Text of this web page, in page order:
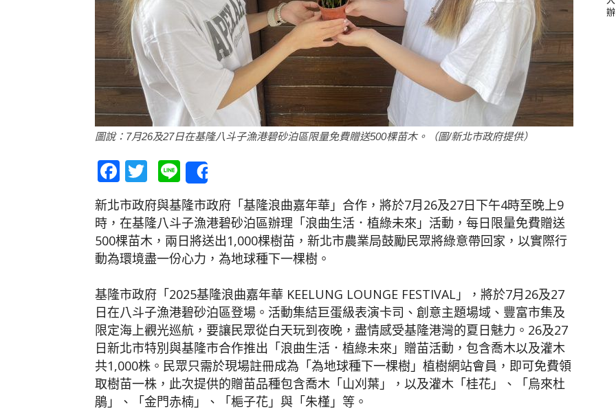
新
聞
圖說：7月26及27日在基隆八斗子漁港碧砂泊區限量免費贈送500棵苗木。（圖/新北市政府提供）
Facebook
Twitter
Line
新北市政府與基隆市政府「基隆浪曲嘉年華」合作，將於7月26及27日下午4時至晚上9
時，在基隆八斗子漁港碧砂泊區辦理「浪曲生活．植綠未來」活動，每日限量免費贈送
500棵苗木，兩日將送出1,000棵樹苗，新北市農業局鼓勵民眾將綠意帶回家，以實際行
動為環境盡一份心力，為地球種下一棵樹。
基隆市政府「2025基隆浪曲嘉年華 KEELUNG LOUNGE FESTIVAL」，將於7月26及27
日在八斗子漁港碧砂泊區登場。活動集結巨蛋級表演卡司、創意主題場域、豐富市集及
限定海上觀光巡航，要讓民眾從白天玩到夜晚，盡情感受基隆港灣的夏日魅力。26及27
日新北市特別與基隆市合作推出「浪曲生活．植綠未來」贈苗活動，包含喬木以及灌木
共1,000株。民眾只需於現場註冊成為「為地球種下一棵樹」植樹網站會員，即可免費領
取樹苗一株，此次提供的贈苗品種包含喬木「山刈葉」，以及灌木「桂花」、「烏來杜
鵑」、「金門赤楠」、「梔子花」與「朱槿」等。